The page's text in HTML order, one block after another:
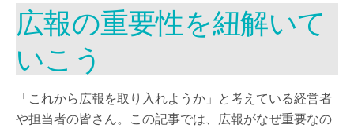
広報の重要性を紐解いて
いこう
「これから広報を取り入れようか」と考えている経営者
や担当者の皆さん。この記事では、広報がなぜ重要なの